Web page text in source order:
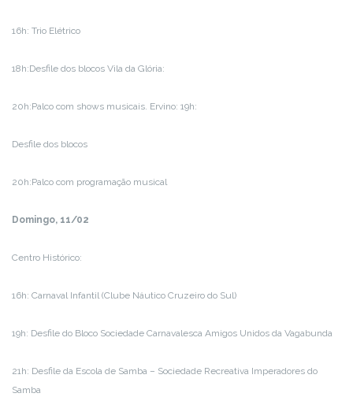
16h: Trio Elétrico
18h:Desfile dos blocos Vila da Glória:
20h:Palco com shows musicais. Ervino: 19h:
Desfile dos blocos
20h:Palco com programação musical
Domingo, 11/02
Centro Histórico:
16h: Carnaval Infantil (Clube Náutico Cruzeiro do Sul)
19h: Desfile do Bloco Sociedade Carnavalesca Amigos Unidos da Vagabunda
21h: Desfile da Escola de Samba – Sociedade Recreativa Imperadores do
Samba